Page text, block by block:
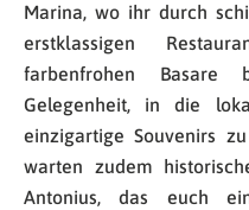
Marina, wo ihr durch
erstklassigen
farbenfrohen
Gelegenheit, in die
einzigartige Souvenirs
warten zudem
Antonius, das euch